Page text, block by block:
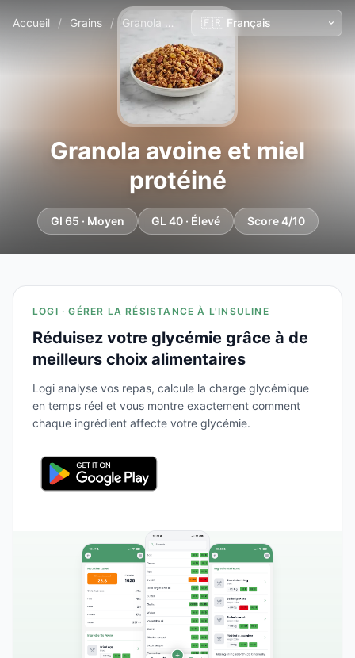
Accueil / Grains / Granola avoine et miel protéiné
Granola avoine et miel
protéiné
GI 65 · Moyen GL 40 · Élevé Score 4/10
LOGI · GÉRER LA RÉSISTANCE À L'INSULINE
Réduisez votre glycémie grâce à de
meilleurs choix alimentaires
Logi analyse vos repas, calcule la charge glycémique
en temps réel et vous montre exactement comment
chaque ingrédient affecte votre glycémie.